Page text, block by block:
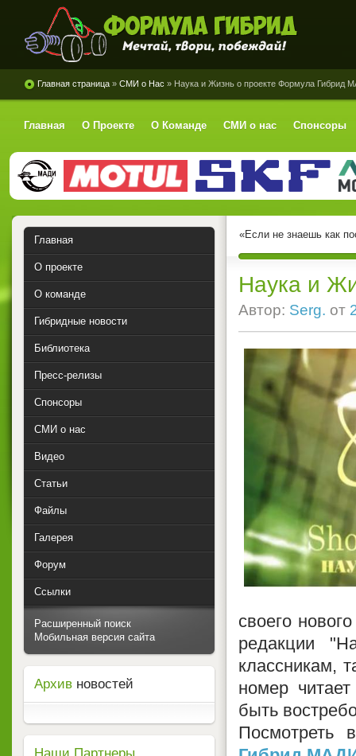
Формула Гибрид
Главная страница » СМИ о Нас » Наука и Жизнь о проекте Формула Гибрид
Главная О Проекте О Команде СМИ о нас Спонсоры
«Если не знаешь как
Наука и
Автор: Serg. от
своего
редакции
классникам,
номер
быть
Главная
О проекте
О команде
Гибридные новости
Библиотека
Пресс-релизы
Спонсоры
СМИ о нас
Видео
Статьи
Файлы
Галерея
Форум
Ссылки
Расширенный поиск
Мобильная версия сайта
Архив новостей